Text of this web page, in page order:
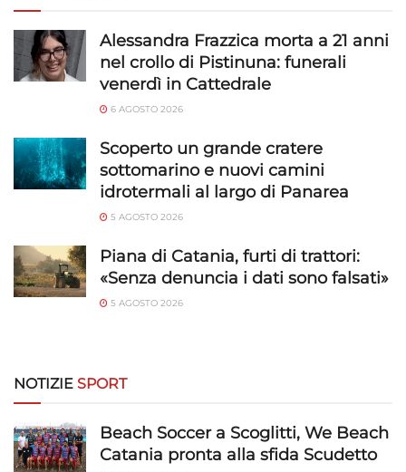
richieste attivamente.
Garantire la sicurezza, prevenire e
rilevare frodi, correggere errori, Erogare
e presentare pubblicità e contenuto,
privacy.
Alessandra Frazzica morta a 21 anni
nel crollo di Pistinuna: funerali
venerdì in Cattedrale
6 AGOSTO 2026
Scoperto un grande cratere
sottomarino e nuovi camini
idrotermali al largo di Panarea
5 AGOSTO 2026
Piana di Catania, furti di trattori:
«Senza denuncia i dati sono falsati»
5 AGOSTO 2026
NOTIZIE SPORT
Beach Soccer a Scoglitti, We Beach
Catania pronta alla sfida Scudetto